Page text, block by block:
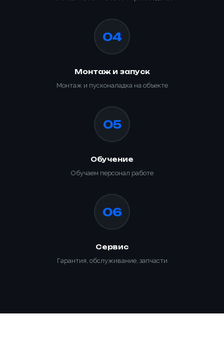
04
Монтаж и запуск
Монтаж и пусконаладка на объекте
05
Обучение
Обучаем персонал работе
06
Сервис
Гарантия, обслуживание, запчасти